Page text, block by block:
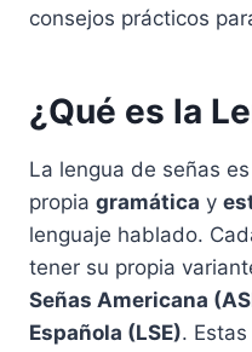
consejos prácticos
¿Qué es la
La lengua de señas
propia gramática y
lenguaje hablado.
tener su propia
Señas Americana
Española (LSE).